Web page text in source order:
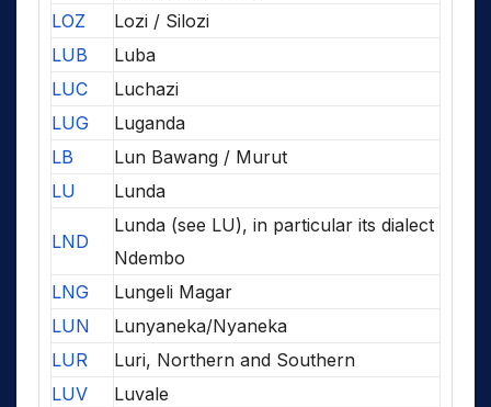
LOZ
Lozi / Silozi
LUB
Luba
LUC
Luchazi
LUG
Luganda
LB
Lun Bawang / Murut
LU
Lunda
LND
Lunda (see LU), in particular its dialect
Ndembo
LNG
Lungeli Magar
LUN
Lunyaneka/Nyaneka
LUR
Luri, Northern and Southern
LUV
Luvale